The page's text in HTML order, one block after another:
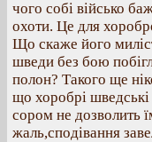
чого собі військо
охоти. Це для
Що скаже його
шведи без бою
полон? Такого ще
що хоробрі шведські
сором не дозволить
жаль,сподівання